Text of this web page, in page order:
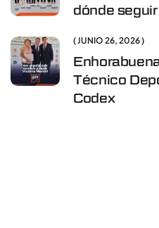
dónde
JUNIO 26, 2026
Técnico
Codex